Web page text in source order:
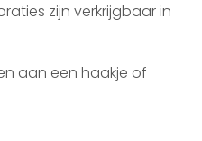
zijn verkrijgbaar in
aan een haakje of